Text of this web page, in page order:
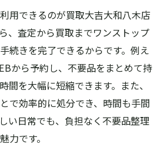
八木店のスピーディーな買取
に対応する買取大吉大和八木店
続出の買取大吉大和八木店の魅
ビス
く売るためのチェックポイント
八木店で家電家具の高額売却
用できるのが買取大吉大和八木店
、査定から買取までワンストップ
続きを完了できるからです。例え
から予約し、不要品をまとめて持
間を大幅に短縮できます。また、
で効率的に処分でき、時間も手間
い日常でも、負担なく不要品整理
力です。